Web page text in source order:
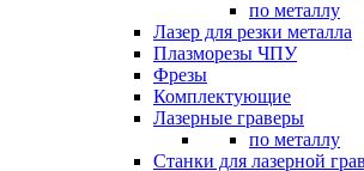
по металлу
Лазер для резки металла
Плазморезы ЧПУ
Фрезы
Комплектующие
Лазерные граверы
по металлу
Станки для лазерной